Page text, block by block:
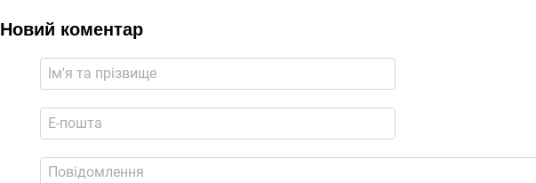
Новий коментар